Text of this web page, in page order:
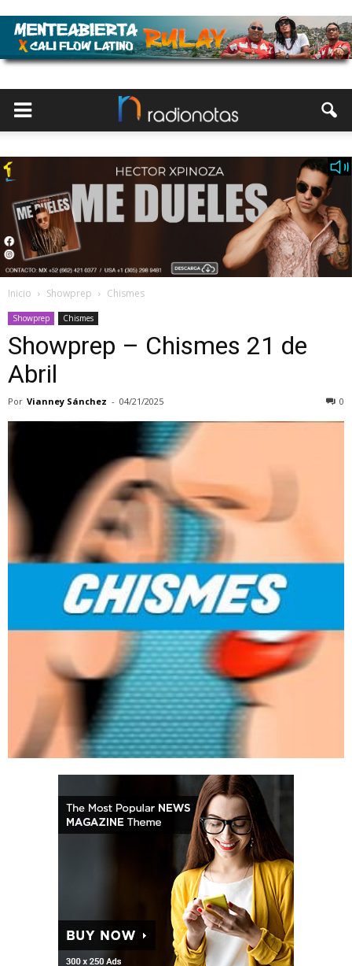
Inicio Showprep Chismes
Showprep Chismes
Showprep – Chismes 21 de
Abril
Por Vianney Sánchez - 04/21/2025 0